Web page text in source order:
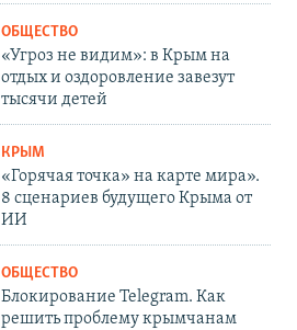
ОБЩЕСТВО
«Угроз не видим»: в Крым на
отдых и оздоровление завезут
тысячи детей
КРЫМ
«Горячая точка» на карте мира».
8 сценариев будущего Крыма от
ИИ
ОБЩЕСТВО
Блокирование Telegram. Как
решить проблему крымчанам